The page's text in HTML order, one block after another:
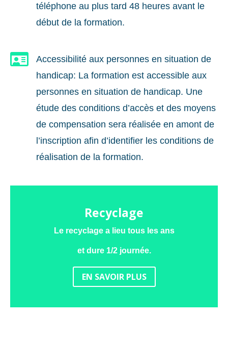
téléphone au plus tard 48 heures avant le
début de la formation.

Accessibilité aux personnes en situation de
handicap: La formation est accessible aux
personnes en situation de handicap. Une
étude des conditions d’accès et des moyens
de compensation sera réalisée en amont de
l’inscription afin d’identifier les conditions de
réalisation de la formation.
Recyclage
Le recyclage a lieu tous les ans
et dure 1/2 journée.
EN SAVOIR PLUS